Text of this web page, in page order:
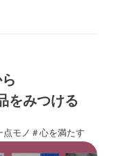
をみつける
点モノ ＃心を満たす